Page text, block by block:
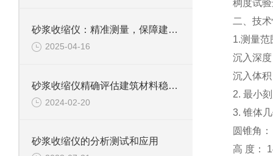
砂浆收缩仪：精准测量，保障建筑质量
2025-04-16
砂浆收缩仪精确评估建筑材料稳定性
2024-02-20
砂浆收缩仪的分析测试和应用
稠度试
二、技
1.测量范
沉入深
沉入体
2. 最小
3. 锥体
圆锥角：
高 度：